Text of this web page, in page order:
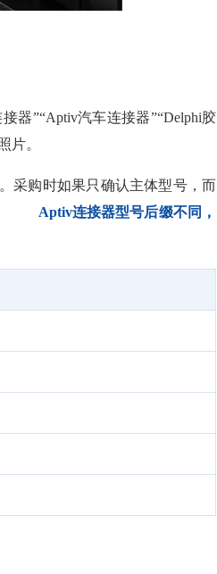
器”“Aptiv汽车连接器”“Delphi胶
片。
采购时如果只确认主体型号，而
Aptiv连接器型号后缀不同，